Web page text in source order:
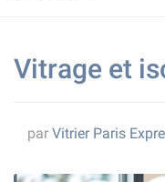
Vitrage et
par Vitrier Paris